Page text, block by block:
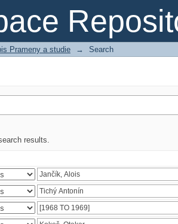
Prameny a studie → Search
results.